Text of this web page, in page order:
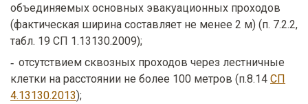
объединяемых основных эвакуационных проходов
(фактическая ширина составляет не менее 2 м) (п. 7.2.2,
табл. 19 СП 1.13130.2009);
отсутствием сквозных проходов через лестничные
клетки на расстоянии не более 100 метров (п.8.14 СП
4.13130.2013);